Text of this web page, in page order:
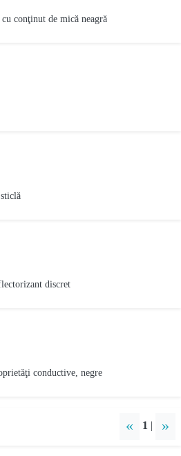
conţinut de mică neagră
discret
conductive, negre
« 1 | »